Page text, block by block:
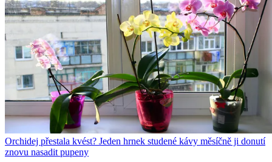
Orchidej přestala kvést? Jeden hrnek studené kávy měsíčně ji donutí
znovu nasadit pupeny